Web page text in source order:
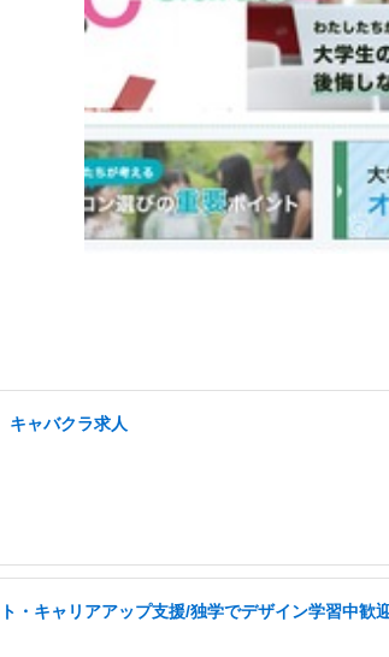
キャバクラ求人
・キャリアアップ支援/独学でデザイン学習中歓